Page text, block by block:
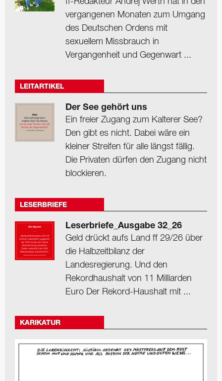
vergangenen Monaten zum Umgang
des Deutschen Ordens mit
sexuellem Missbrauch in
Vergangenheit und Gegenwart ...
LEITARTIKEL
Der See gehört uns
Ein freier Zugang zum Kalterer See?
Den gibt es nicht. Dabei wäre ein
kleiner Streifen für alle längst fällig.
Die Privaten dürfen den Zugang nicht
blockieren.
LESERBRIEFE
Leserbriefe_Ausgabe 32_26
Geld drückt aufs Land ff 29/26 über
die Halbzeitbilanz der
Landesregierung. Und den
Rekordhaushalt von 11 Milliarden
Euro Der Rekord-Haushalt mit ...
KARIKATUR